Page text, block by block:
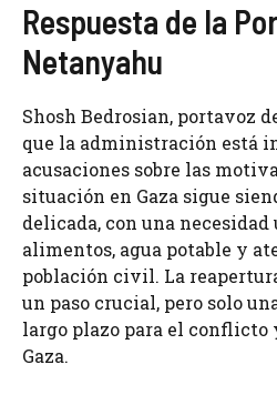
Respuesta de la
Netanyahu
Shosh Bedrosian, portavoz
que la administración está
acusaciones sobre las
situación en Gaza sigue
delicada, con una necesidad
alimentos, agua potable y
población civil. La
un paso crucial, pero solo
largo plazo para el conflicto
Gaza.